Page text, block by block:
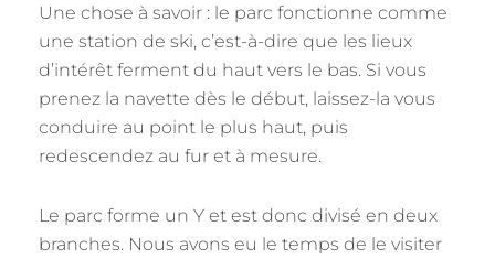
Une chose à savoir : le parc fonctionne comme
une station de ski, c’est-à-dire que les lieux
d’intérêt ferment du haut vers le bas. Si vous
prenez la navette dès le début, laissez-la vous
conduire au point le plus haut, puis
redescendez au fur et à mesure.
Le parc forme un Y et est donc divisé en deux
branches. Nous avons eu le temps de le visiter